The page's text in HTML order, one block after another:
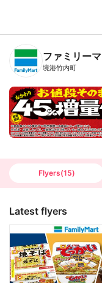
B
n
T
ファミリー
境港竹内町
Flyers(15)
Latest flyers